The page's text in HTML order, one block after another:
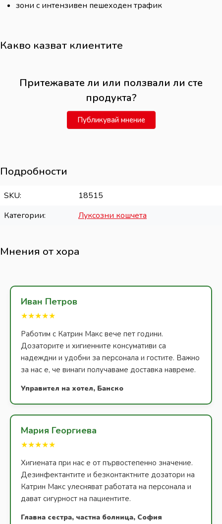
зони с интензивен пешеходен трафик
Какво казват клиентите
Притежавате ли или ползвали ли сте
продукта?
Публикувай мнение
Подробности
SKU
18515
Категории
Луксозни кошчета
Мнения от хора
Иван Петров
★★★★★
Работим с Катрин Макс вече пет години.
Дозаторите и хигиенните консумативи са
надеждни и удобни за персонала и гостите. Важно
за нас е, че винаги получаваме доставка навреме.
Управител на хотел, Банско
Мария Георгиева
★★★★★
Хигиената при нас е от първостепенно значение.
Дезинфектантите и безконтактните дозатори на
Катрин Макс улесняват работата на персонала и
дават сигурност на пациентите.
Главна сестра, частна болница, София